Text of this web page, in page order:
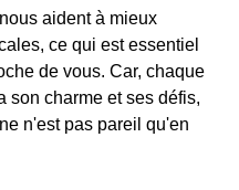
aident à mieux
ce qui est essentiel
de vous. Car, chaque
son charme et ses défis,
n'est pas pareil qu'en